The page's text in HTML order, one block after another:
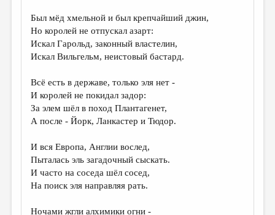
Был мёд хмельной и был крепчайший джин,
Но королей не отпускал азарт:
Искал Гарольд, законный властелин,
Искал Вильгельм, неистовый бастард.
Всё есть в державе, только эля нет -
И королей не покидал задор:
За элем шёл в поход Плантагенет,
А после - Йорк, Ланкастер и Тюдор.
И вся Европа, Англии вослед,
Пыталась эль загадочный сыскать.
И часто на соседа шёл сосед,
На поиск эля направляя рать.
Ночами жгли алхимики огни -